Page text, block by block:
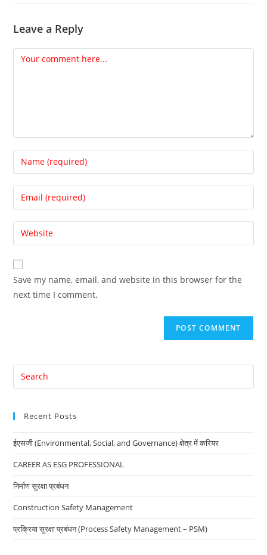
Leave a Reply
Comment
Enter
your
name
comment
Enter
your
email
address
comment
Enter
your
website
URL
(optional)
Save my name, email, and website in this browser for the
next time I comment.
Recent Posts
ईएसजी (Environmental, Social, and Governance) क्षेत्र में करियर
CAREER AS ESG PROFESSIONAL
निर्माण सुरक्षा प्रबंधन
Construction Safety Management
प्रक्रिया सुरक्षा प्रबंधन (Process Safety Management – PSM)